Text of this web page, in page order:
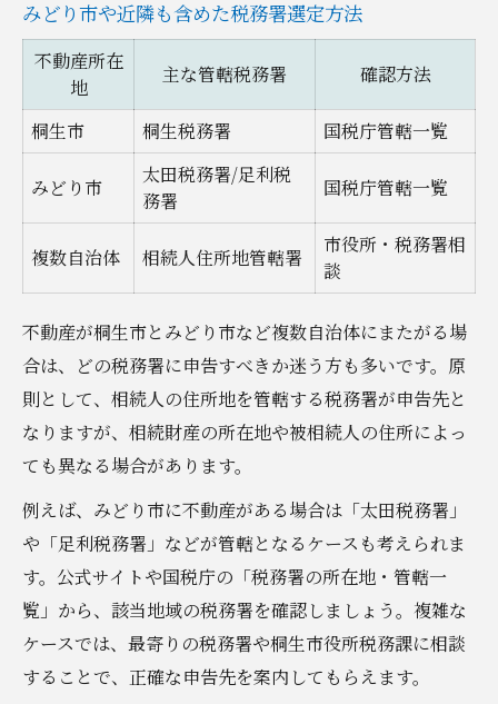
みどり市や近隣も含めた税務署選定方法
不動産所在
地
主な管轄税務署 確認方法
桐生市 桐生税務署 国税庁管轄一覧
みどり市
太田税務署/足利税
務署
国税庁管轄一覧
複数自治体 相続人住所地管轄署
市役所・税務署相
談
不動産が桐生市とみどり市など複数自治体にまたがる場
合は、どの税務署に申告すべきか迷う方も多いです。原
則として、相続人の住所地を管轄する税務署が申告先と
なりますが、相続財産の所在地や被相続人の住所によっ
ても異なる場合があります。
例えば、みどり市に不動産がある場合は「太田税務署」
や「足利税務署」などが管轄となるケースも考えられま
す。公式サイトや国税庁の「税務署の所在地・管轄一
覧」から、該当地域の税務署を確認しましょう。複雑な
ケースでは、最寄りの税務署や桐生市役所税務課に相談
することで、正確な申告先を案内してもらえます。